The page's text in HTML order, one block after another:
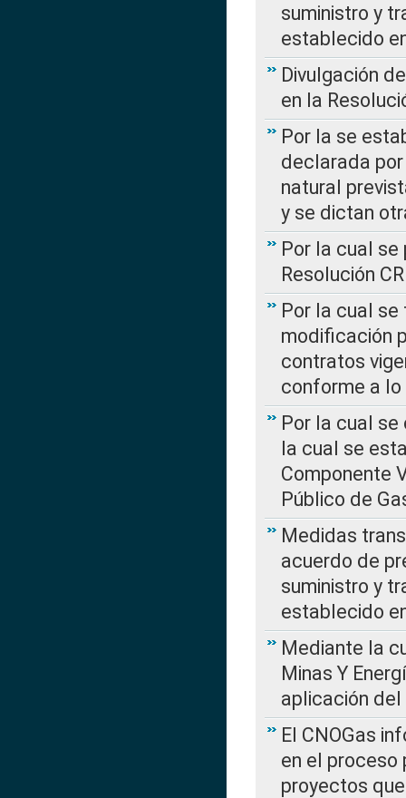
suministro y
establecido
Divulgación
en la
Por la se
declarada
natural
y se dictan
Por la cual
Resolución
Por la cual
modificación
contratos
conforme a lo
Por la cual se
la cual se
Componente
Público de
Medidas
acuerdo de
suministro y
establecido
Mediante la
Minas Y
aplicación
El CNOGas
en el proceso
proyectos